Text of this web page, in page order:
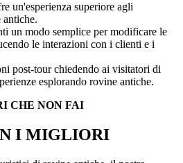
un'esperienza superiore agli
antiche.
un modo semplice per modificare le
le interazioni con i clienti e i
post-tour chiedendo ai visitatori di
esplorando rovine antiche.
CHE NON FAI
I MIGLIORI